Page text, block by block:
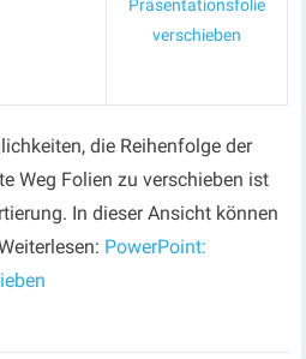
Präsentationsfolie
verschieben
die Reihenfolge der
Weg Folien zu verschieben ist
In dieser Ansicht können
PowerPoint: